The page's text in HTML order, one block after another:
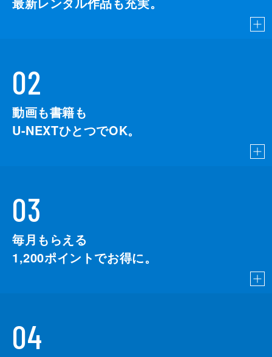
02
動画も書籍も
U-NEXTひとつでOK。
03
毎月もらえる
1,200ポイントでお得に。
04